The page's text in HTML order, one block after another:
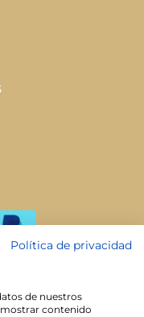
Política de privacidad
de nuestros
contenido